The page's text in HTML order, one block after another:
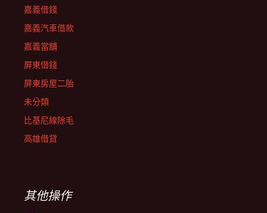
嘉義借錢
嘉義汽車借款
嘉義當舖
屏東借錢
屏東房屋二胎
未分類
比基尼線除毛
高雄借貸
其他操作